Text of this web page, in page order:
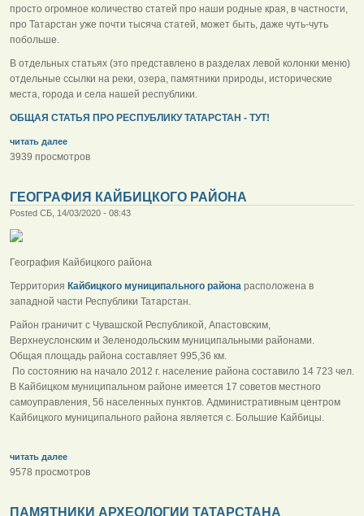
просто огромное количество статей про наши родные края, в частности,
про Татарстан уже почти тысяча статей, может быть, даже чуть-чуть
побольше.
В отдельных статьях (это представлено в разделах левой колонки меню)
отдельные ссылки на реки, озера, памятники природы, исторические
места, города и села нашей республики.
ОБЩАЯ СТАТЬЯ ПРО РЕСПУБЛИКУ ТАТАРСТАН - ТУТ!
читать далее
3939 просмотров
ГЕОГРАФИЯ КАЙБИЦКОГО РАЙОНА
Posted СБ, 14/03/2020 - 08:43
География Кайбицкого района
Территория Кайбицкого муниципального района расположена в
западной части Республики Татарстан.
Район граничит с Чувашской Республикой, Апастовским,
Верхнеуслонским и Зеленодольским муниципальными районами.
Общая площадь района составляет 995,36 км.
По состоянию на начало 2012 г. население района составило 14 723 чел.
В Кайбицком муниципальном районе имеется 17 советов местного
самоуправления, 56 населенных пунктов. Административным центром
Кайбицкого муниципального района является с. Большие Кайбицы.
читать далее
9578 просмотров
ПАМЯТНИКИ АРХЕОЛОГИИ ТАТАРСТАНА